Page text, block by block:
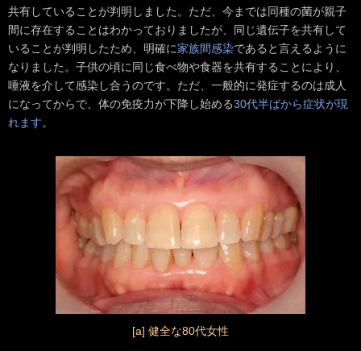
共有していることが判明しました。ただ、今までは同種の菌が親子
間に存在することはわかっておりましたが、同じ遺伝子を共有して
いることが判明したため、明確に家族間感染であると言えるように
なりました。子供の頃に同じ食べ物や食器を共有することにより、
唾液を介して感染し合うのです。ただ、一般的に発症するのは成人
になってからで、体の免疫力が下降し始める30代半ばから症状が現
れます。
[a] 健全な80代女性